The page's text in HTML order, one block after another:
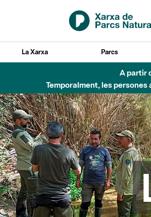
Salta al contingut principal
La Xarxa Parcs